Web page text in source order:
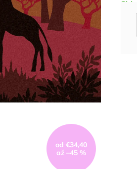
od €34,40
až –45 %